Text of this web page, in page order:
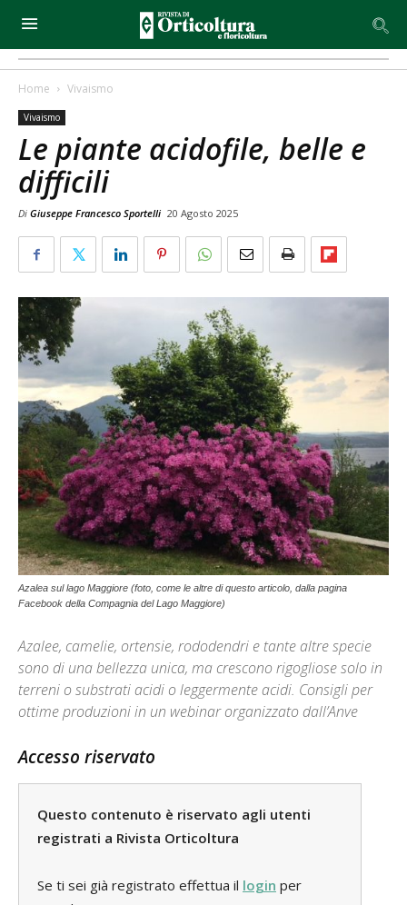
Home Vivaismo
Vivaismo
Le piante acidofile, belle e
difficili
Di Giuseppe Francesco Sportelli 20 Agosto 2025
Azalea sul lago Maggiore (foto, come le altre di questo articolo, dalla pagina
Facebook della Compagnia del Lago Maggiore)
Azalee, camelie, ortensie, rododendri e tante altre specie
sono di una bellezza unica, ma crescono rigogliose solo in
terreni o substrati acidi o leggermente acidi. Consigli per
ottime produzioni in un webinar organizzato dall’Anve
Accesso riservato
Questo contenuto è riservato agli utenti
registrati a Rivista Orticoltura
Se ti sei già registrato effettua il login per